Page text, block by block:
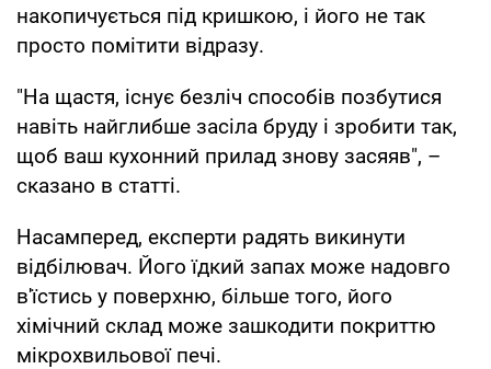
накопичується під кришкою, і його не так
просто помітити відразу.
"На щастя, існує безліч способів позбутися
навіть найглибше засіла бруду і зробити так,
щоб ваш кухонний прилад знову засяяв", –
сказано в статті.
Насамперед, експерти радять викинути
відбілювач. Його їдкий запах може надовго
в'їстись у поверхню, більше того, його
хімічний склад може зашкодити покриттю
мікрохвильової печі.